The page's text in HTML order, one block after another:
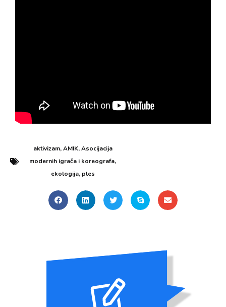
aktivizam,AMIK,Asocijacija
modernih igrača i koreografa,
ekologija, ples